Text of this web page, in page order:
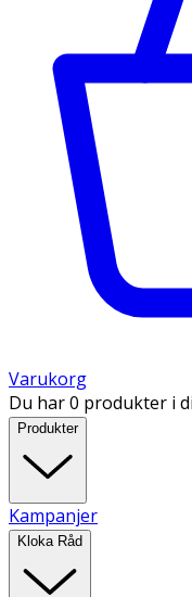
Varukorg
Du har 0 produkter i
Produkter
Kampanjer
Kloka Råd